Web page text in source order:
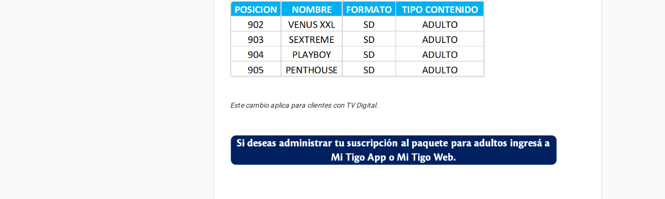
Este cambio aplica para clientes con TV Digital.